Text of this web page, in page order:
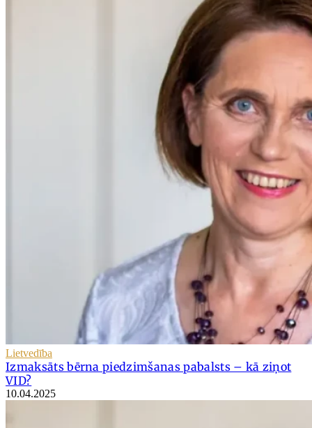
Lietvedība
Izmaksāts bērna piedzimšanas pabalsts – kā ziņot
VID?
10.04.2025